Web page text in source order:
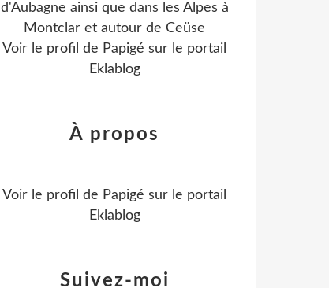
d'Aubagne ainsi que dans les Alpes à
Montclar et autour de Ceüse
Voir le profil de Papigé sur le portail
Eklablog
Suivez-moi
À propos
Voir le profil de Papigé sur le portail
Eklablog